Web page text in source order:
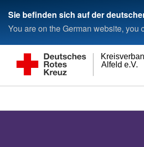
Sie befinden sich auf der
You are on the German website,
Alfeld e.V.